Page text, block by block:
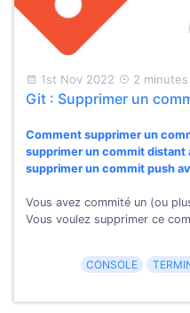
1st Nov 2022 2 minutes
Git : Supprimer un
Comment supprimer un
supprimer un commit distant
supprimer un commit push
Vous avez commité un (ou
Vous voulez supprimer ce
CONSOLE